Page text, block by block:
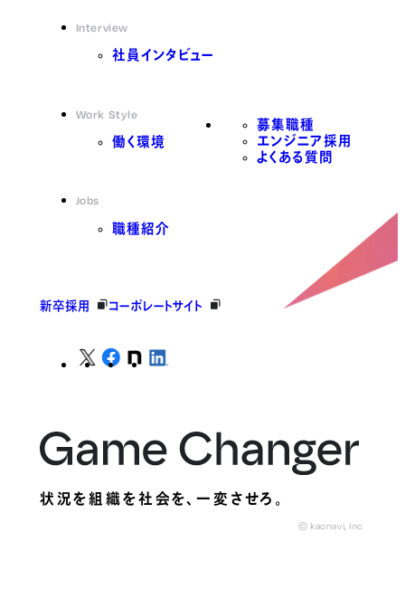
Interview
社員インタビュー
Work Style
働く環境
Jobs
職種紹介
募集職種
エンジニア採用
よくある質問
新卒採用 コーポレートサイト
状況を組織を社会を、一変させろ。
© kaonavi, Inc